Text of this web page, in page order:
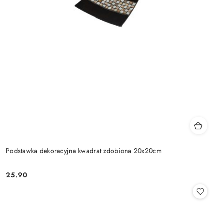
Podstawka dekoracyjna kwadrat zdobiona 20x20cm
Cena:
25.90